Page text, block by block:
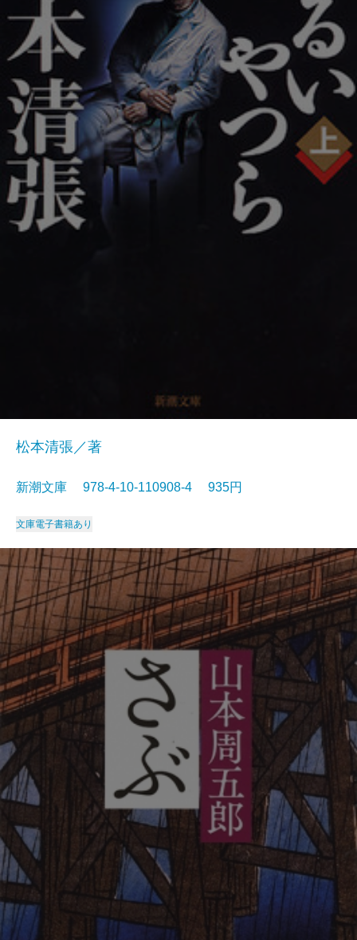
松本清張／著
新潮文庫 978-4-10-110908-4 935円
文庫電子書籍あり